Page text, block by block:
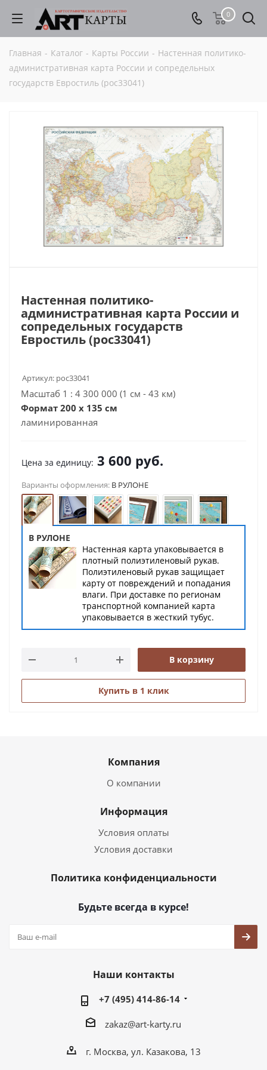
0
Главная - Каталог - Карты России - Настенная политико-
административная карта России и сопредельных
государств Евростиль (рос33041)
Настенная политико-
административная карта России и
сопредельных государств
Евростиль (рос33041)
Артикул: рос33041
Масштаб 1 : 4 300 000 (1 см - 43 км)
Формат 200 x 135 см
ламинированная
Цена за единицу: 3 600 руб.
Варианты оформления: В РУЛОНЕ
В РУЛОНЕ
Настенная карта упаковывается в
плотный полиэтиленовый рукав.
Полиэтиленовый рукав защищает
карту от повреждений и попадания
влаги. При доставке по регионам
транспортной компанией карта
упаковывается в жесткий тубус.
В корзину
Купить в 1 клик
Компания
О компании
Информация
Условия оплаты
Условия доставки
Политика конфиденциальности
Будьте всегда в курсе!
Наши контакты
+7 (495) 414-86-14
zakaz@art-karty.ru
г. Москва, ул. Казакова, 13